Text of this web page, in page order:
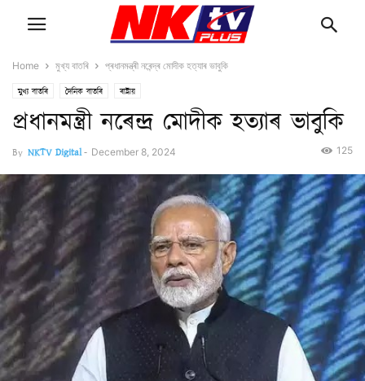
Home মুখ্য বাতৰি প্ৰধানমন্ত্ৰী নৰেন্দ্ৰ মোদীক হত্যাৰ ভাবুকি
মুখ্য বাতৰি দৈনিক বাতৰি ৰাষ্ট্ৰীয়
প্ৰধানমন্ত্ৰী নৰেন্দ্ৰ মোদীক হত্যাৰ ভাবুকি
By NKTV Digital- December 8, 2024 125